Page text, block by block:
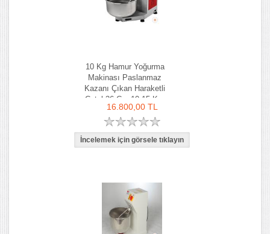
10 Kg Hamur Yoğurma
Makinası Paslanmaz
Kazanı Çıkan Haraketli
Çatal 36 Cm 10-15 Kg-
Ozay Makina
16.800,00 TL